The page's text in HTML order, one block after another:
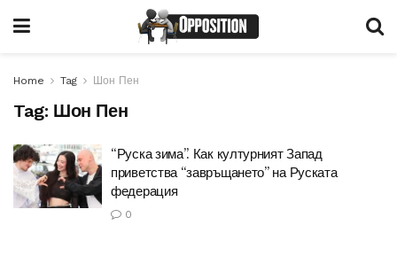
Home Tag Шон Пен
Tag: Шон Пен
“Руска зима”. Как културният Запад
приветства “завръщането” на Руската
федерация
0